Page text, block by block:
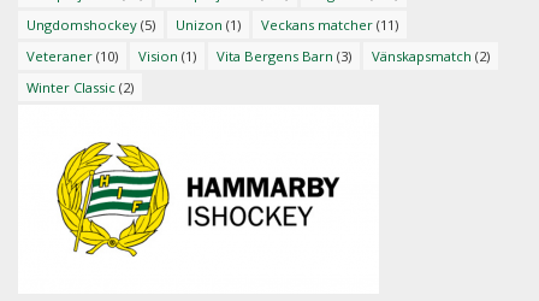
Ungdomshockey (5) Unizon (1) Veckans matcher (11)
Veteraner (10) Vision (1) Vita Bergens Barn (3) Vänskapsmatch (2)
Winter Classic (2)